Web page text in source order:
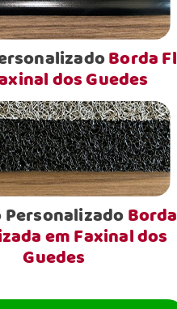
Borda
dos Guedes
PersonalizadoBorda
em Faxinal dos
Guedes